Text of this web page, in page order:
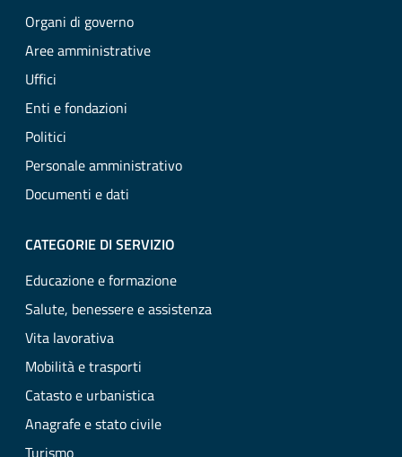
Organi di governo
Aree amministrative
Uffici
Enti e fondazioni
Politici
Personale amministrativo
Documenti e dati
CATEGORIE DI SERVIZIO
Educazione e formazione
Salute, benessere e assistenza
Vita lavorativa
Mobilità e trasporti
Catasto e urbanistica
Anagrafe e stato civile